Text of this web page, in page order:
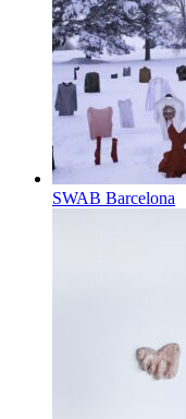
SWAB Barcelona